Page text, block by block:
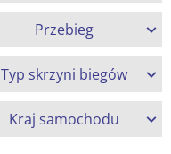
Przebieg
Typ skrzyni biegów
Kraj samochodu